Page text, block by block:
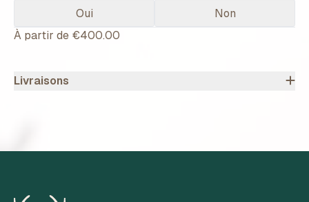
Oui
Non
À partir de €400.00
Livraisons